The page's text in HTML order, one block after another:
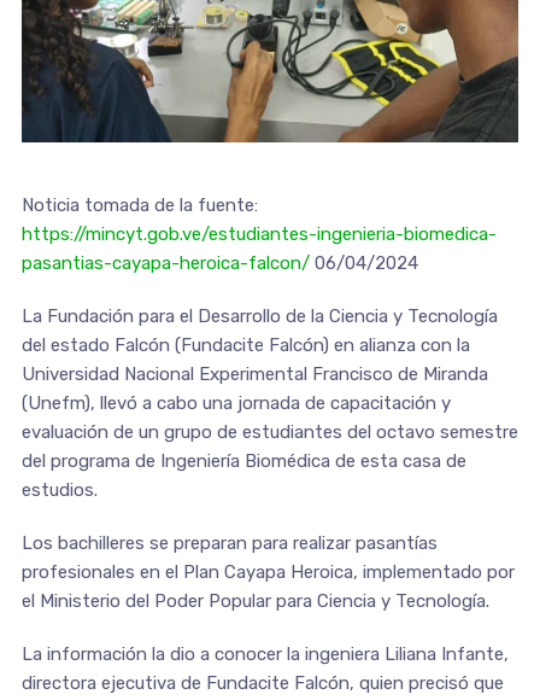
Noticia tomada de la fuente:
https://mincyt.gob.ve/estudiantes-ingenieria-biomedica-
pasantias-cayapa-heroica-falcon/06/04/2024
La Fundación para el Desarrollo de la Ciencia y Tecnología
del estado Falcón (Fundacite Falcón) en alianza con la
Universidad Nacional Experimental Francisco de Miranda
(Unefm), llevó a cabo una jornada de capacitación y
evaluación de un grupo de estudiantes del octavo semestre
del programa de Ingeniería Biomédica de esta casa de
estudios.
Los bachilleres se preparan para realizar pasantías
profesionales en el Plan Cayapa Heroica, implementado por
el Ministerio del Poder Popular para Ciencia y Tecnología.
La información la dio a conocer la ingeniera Liliana Infante,
directora ejecutiva de Fundacite Falcón, quien precisó que